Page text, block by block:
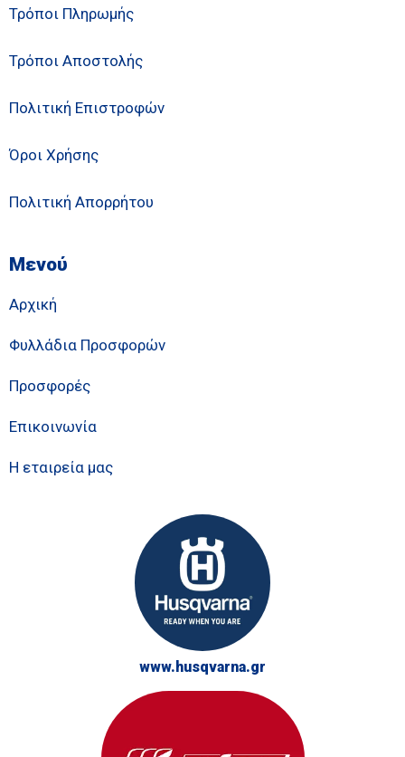
Τρόποι Πληρωμής
Τρόποι Αποστολής
Πολιτική Επιστροφών
Όροι Χρήσης
Πολιτική Απορρήτου
Μενού
Αρχική
Φυλλάδια Προσφορών
Προσφορές
Επικοινωνία
Η εταιρεία μας
www.husqvarna.gr